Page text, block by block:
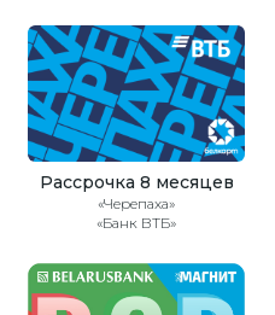
Рассрочка 8 месяцев
«Черепаха»
«Банк ВТБ»